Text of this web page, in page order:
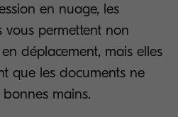
en nuage, les
vous permettent non
déplacement, mais elles
que les documents ne
mains.